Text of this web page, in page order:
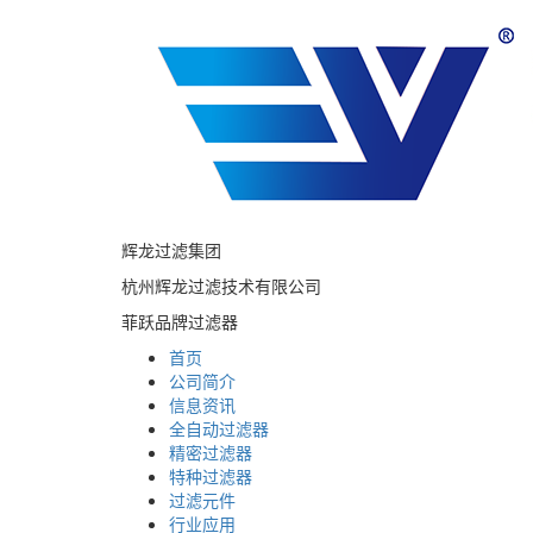
辉龙过滤集团
杭州辉龙过滤技术有限公司
菲跃品牌过滤器
首页
公司简介
信息资讯
全自动过滤器
精密过滤器
特种过滤器
过滤元件
行业应用